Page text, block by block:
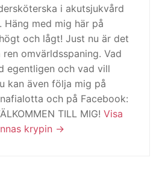
i akutsjukvård
Häng med mig här på
och lågt! Just nu är det
omvärldsspaning. Vad
egentligen och vad vill
kan även följa mig på
och på Facebook:
TILL MIG! Visa
krypin